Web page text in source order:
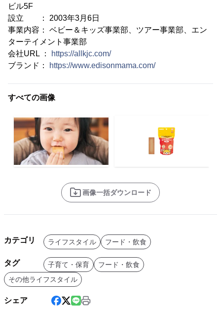
ビル5F
設立 ： 2003年3月6日
事業内容： ベビー＆キッズ事業部、ツアー事業部、エン
ターテイメント事業部
会社URL ：
https://allkjc.com/
ブランド：
https://www.edisonmama.com/
すべての画像
画像一括ダウンロード
カテゴリ ライフスタイル フード・飲食
タグ 子育て・保育
フード・飲食
その他ライフスタイル
シェア